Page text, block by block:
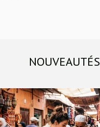
NOUVEAUTÉS